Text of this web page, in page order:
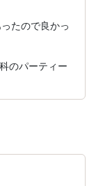
たので良かっ
のパーティー